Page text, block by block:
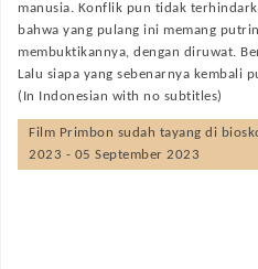
manusia. Konflik pun tidak
bahwa yang pulang ini memang
membuktikannya, dengan diruwat.
Lalu siapa yang sebenarnya kembali
(In Indonesian with no subtitles)
Film Primbon sudah tayang di
2023 - 05 September 2023